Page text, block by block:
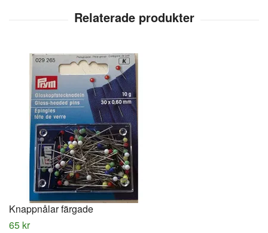
Knappnålar färgade
65 kr